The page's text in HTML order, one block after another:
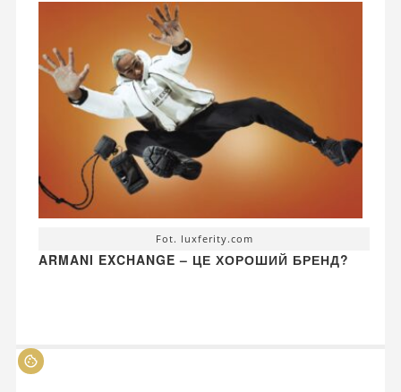
Fot. luxferity.com
ARMANI EXCHANGE – ЦЕ ХОРОШИЙ БРЕНД?